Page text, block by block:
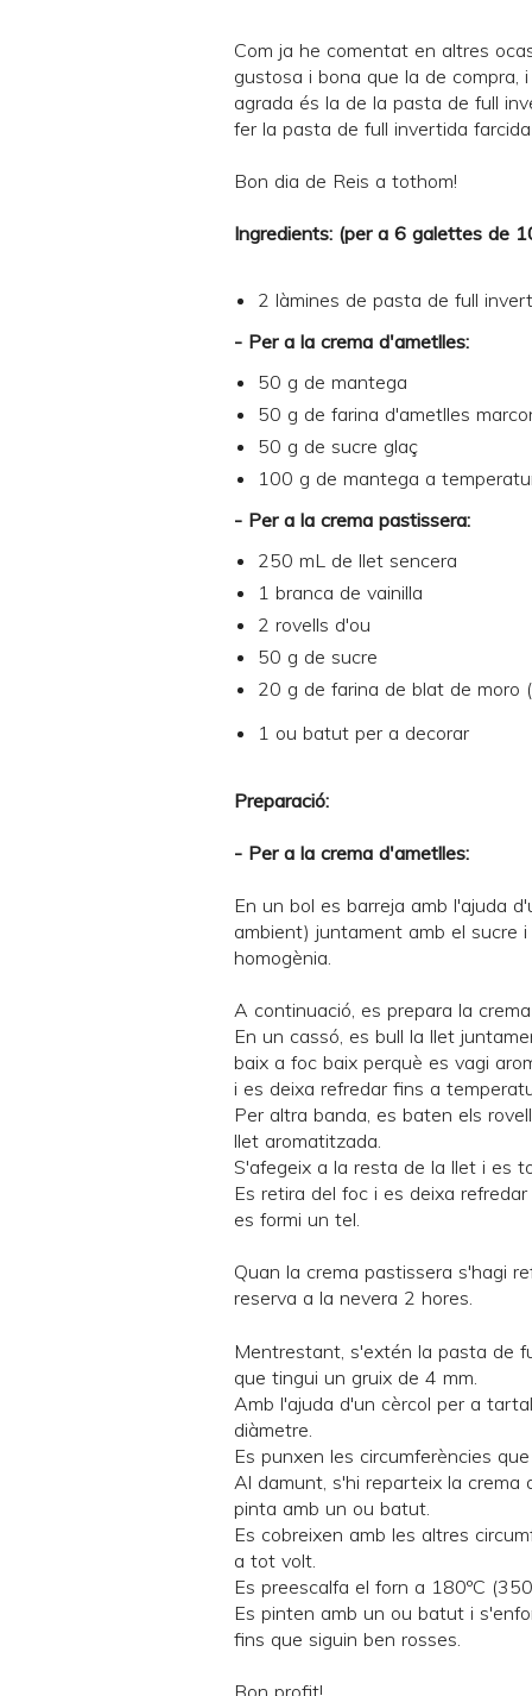
Com ja he comentat en altres
gustosa i bona que la de compra,
agrada és la de la pasta de full
fer la pasta de full invertida
Bon dia de Reis a tothom!
Ingredients: (per a 6 galettes de
2 làmines de pasta de full
- Per a la crema d'ametlles:
50 g de mantega
50 g de farina d'ametlles
50 g de sucre glaç
100 g de mantega a
- Per a la crema pastissera:
250 mL de llet sencera
1 branca de vainilla
2 rovells d'ou
50 g de sucre
20 g de farina de blat de moro
1 ou batut per a decorar
Preparació:
- Per a la crema d'ametlles:
En un bol es barreja amb l'ajuda
ambient) juntament amb el sucre
homogènia.
A continuació, es prepara la
En un cassó, es bull la llet
baix a foc baix perquè es vagi
i es deixa refredar fins a
Per altra banda, es baten els
llet aromatitzada.
S'afegeix a la resta de la llet i es
Es retira del foc i es deixa
es formi un tel.
Quan la crema pastissera s'hagi
reserva a la nevera 2 hores.
Mentrestant, s'extén la pasta de
que tingui un gruix de 4 mm.
Amb l'ajuda d'un cèrcol per a
diàmetre.
Es punxen les circumferències
Al damunt, s'hi reparteix la
pinta amb un ou batut.
Es cobreixen amb les altres
a tot volt.
Es preescalfa el forn a 180ºC
Es pinten amb un ou batut i
fins que siguin ben rosses.
Bon profit!